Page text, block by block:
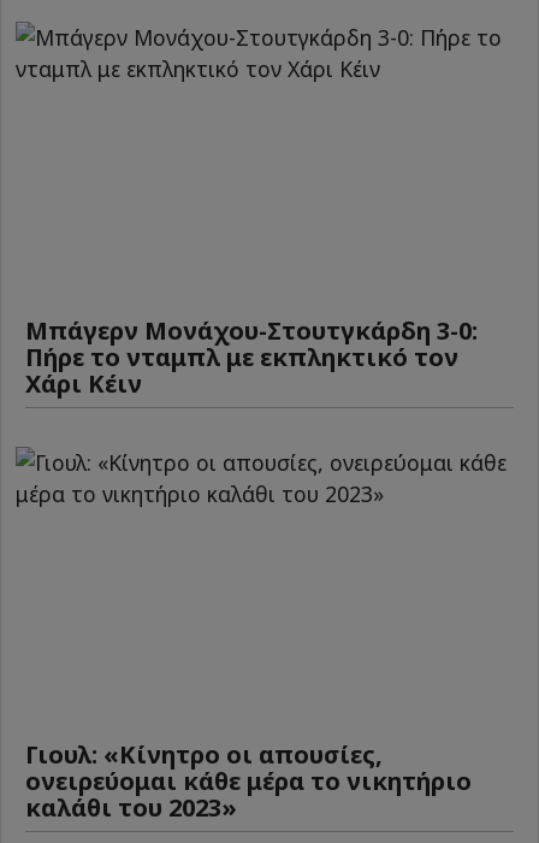
Μπάγερν Μονάχου-Στουτγκάρδη 3-0:
Πήρε το νταμπλ με εκπληκτικό τον
Χάρι Κέιν
Γιουλ: «Κίνητρο οι απουσίες,
ονειρεύομαι κάθε μέρα το νικητήριο
καλάθι του 2023»